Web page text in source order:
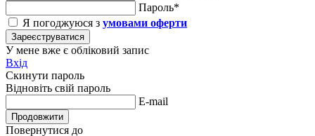
Пароль*
Я погоджуюся з умовами оферти
Зареєструватися
У мене вже є обліковий запис
Вхід
Скинути пароль
Відновіть свій пароль
E-mail
Продовжити
Повернутися до